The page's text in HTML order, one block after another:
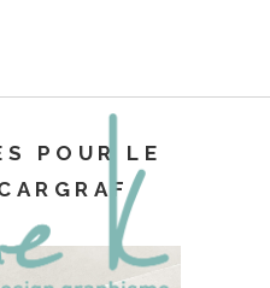
POUR LE